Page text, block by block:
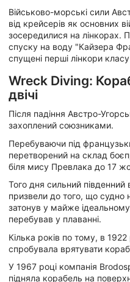
Військово-морські сили
від крейсерів як основних
зосередилися на лінкорах.
спуску на воду "Кайзера
спущені перші лінкори
Wreck Diving:
двічі
Після падіння Австро-
захоплений союзниками.
Перебуваючи під
перетворений на склад
біля мису Превлака до 17
Того дня сильний південний
призвели до того, що судно
затонув у майже
перебував у плаванні.
Кілька років по тому, в
спробувала врятувати
У 1967 році компанія
підняла корабель на